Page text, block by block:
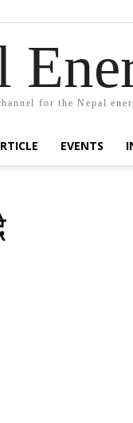
for the Nepal
EVENTS